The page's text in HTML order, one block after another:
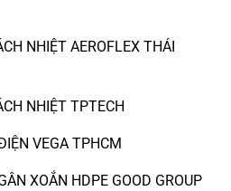
NHIỆT AEROFLEX THÁI
NHIỆT TPTECH
VEGA TPHCM
XOẮN HDPE GOOD GROUP